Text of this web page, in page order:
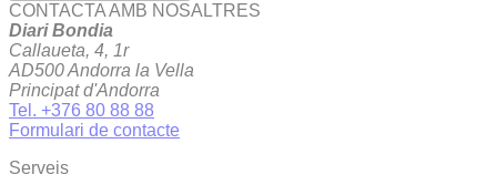
CONTACTA AMB NOSALTRES
Diari Bondia
Callaueta, 4, 1r
AD500 Andorra la Vella
Principat d'Andorra
Tel. +376 80 88 88
Formulari de contacte
Serveis